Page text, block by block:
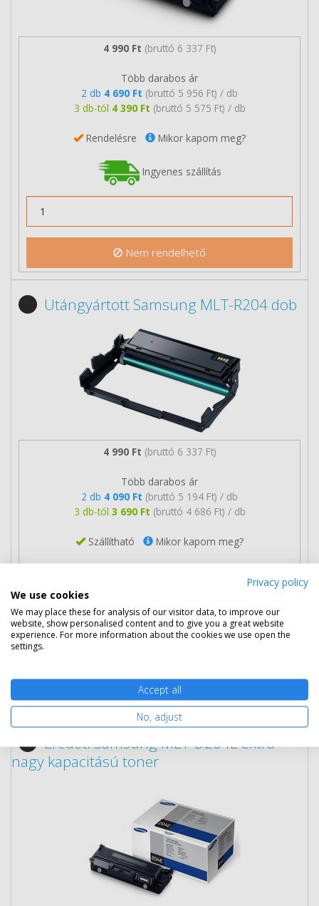
4 990 Ft (bruttó 6 337 Ft)
Több darabos ár
2 db 4 690 Ft (bruttó 5 956 Ft) / db
3 db-tól 4 390 Ft (bruttó 5 575 Ft) / db
Rendelésre Mikor kapom meg?
Ingyenes szállítás
Nem rendelhető
Utángyártott Samsung MLT-R204 dob
4 990 Ft (bruttó 6 337 Ft)
Több darabos ár
2 db 4 090 Ft (bruttó 5 194 Ft) / db
3 db-tól 3 690 Ft (bruttó 4 686 Ft) / db
Szállítható Mikor kapom meg?
Eredeti kellékek 5 termék
Eredeti Samsung MLT-D204E extra
nagy kapacitású toner
Privacy policy
We use cookies
We may place these for analysis of our visitor data, to improve our
website, show personalised content and to give you a great website
experience. For more information about the cookies we use open the
settings.
Accept all
No, adjust